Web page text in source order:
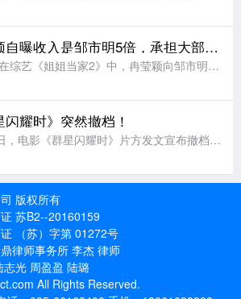
冉莹颖自曝收入是邹市明5倍，承担大部分养家重担，提议按比例设共管账户
近日，在综艺《姐姐当家2》中，冉莹颖向邹市明提议设立“家庭共管账户”，按收入比例承担家庭开销，引发网友热议。在节目中，冉莹颖提出和邹市明按收入比例注入资金用于共同开销，剩余部分各自支配，过上“AA制家
闪耀时》突然撤档！
7月26日，电影《群星闪耀时》片方发文宣布撤档：经过团队的慎重考虑，我们决定调整《群星闪耀时》的上映计划。电影《群星闪耀时》是一部以中国航天事业为背景的科幻电影，承载着对几代航天人的敬意。这部电影里有
版权所有
苏B2--20160159
（苏）字第 01272号
律师事务所 李杰 律师
光 周盈盈 陆璐
All Rights Reserved.